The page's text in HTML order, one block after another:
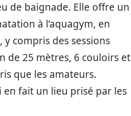
de baignade. Elle offre un
à l’aquagym, en
compris des sessions
de 25 mètres, 6 couloirs et
que les amateurs.
en fait un lieu prisé par les